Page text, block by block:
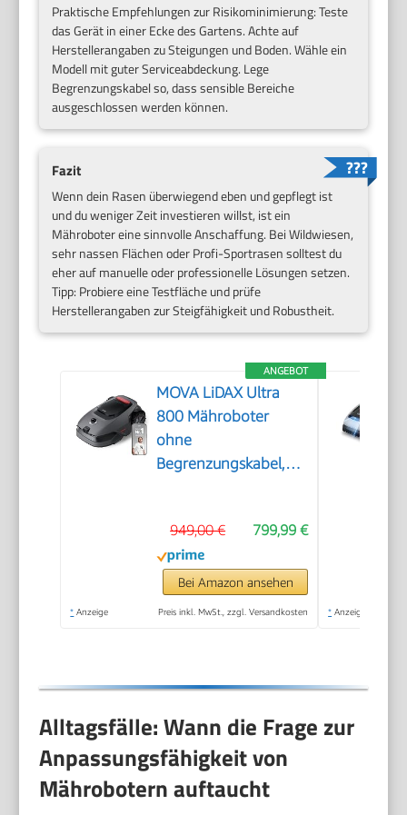
Praktische Empfehlungen zur Risikominimierung: Teste
das Gerät in einer Ecke des Gartens. Achte auf
Herstellerangaben zu Steigungen und Boden. Wähle ein
Modell mit guter Serviceabdeckung. Lege
Begrenzungskabel so, dass sensible Bereiche
ausgeschlossen werden können.
Fazit
Wenn dein Rasen überwiegend eben und gepflegt ist
und du weniger Zeit investieren willst, ist ein
Mähroboter eine sinnvolle Anschaffung. Bei Wildwiesen,
sehr nassen Flächen oder Profi-Sportrasen solltest du
eher auf manuelle oder professionelle Lösungen setzen.
Tipp: Probiere eine Testfläche und prüfe
Herstellerangaben zur Steigfähigkeit und Robustheit.
ANGEBOT
MOVA LiDAX Ultra
800 Mähroboter
ohne
Begrenzungskabel,
799,99 €
949,00 €
Bei Amazon ansehen
* Anzeige Preis inkl. MwSt., zzgl. Versandkosten * Anzeige
Alltagsfälle: Wann die Frage zur
Anpassungsfähigkeit von
Mährobotern auftaucht